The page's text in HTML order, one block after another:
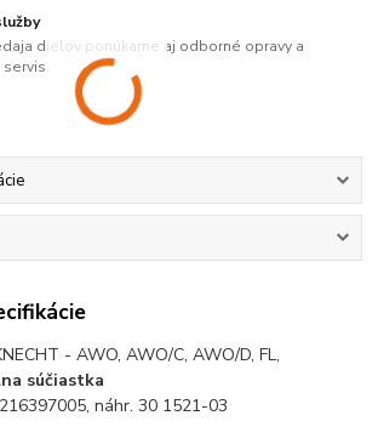
dielov ponúkame aj odborné opravy a
- AWO, AWO/C, AWO/D, FL,
súčiastka
náhr. 30 1521-03